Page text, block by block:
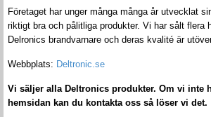
Företaget har unger många många år utvecklat
riktigt bra och pålitliga produkter. Vi har sålt flera
Delronics brandvarnare och deras kvalité är
Webbplats: Deltronic.se
Vi säljer alla Deltronics produkter. Om vi inte
hemsidan kan du kontakta oss så löser vi det.